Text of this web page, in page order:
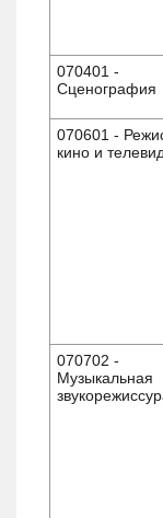
070401 -
Сценография
070601 -
кино и
070702 -
Музыкальная